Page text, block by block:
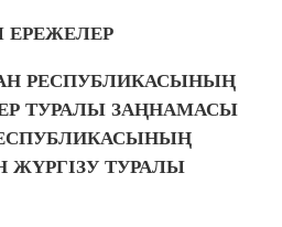
РЕСПУБЛИКАСЫНЫҢ
ТУРАЛЫ ЗАҢНАМАСЫ
ЖҮРГІЗУ ТУРАЛЫ